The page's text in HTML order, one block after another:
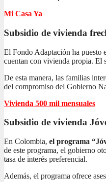
Mi Casa Ya
Subsidio de vivienda
El Fondo Adaptación ha puesto
cuentan con vivienda propia. El
De esta manera, las familias
del compromiso del Gobierno
Vivienda 500 mil mensuales
Subsidio de vivienda
En Colombia, el programa
de este programa, el gobierno
tasa de interés preferencial.
Además, el programa ofrece